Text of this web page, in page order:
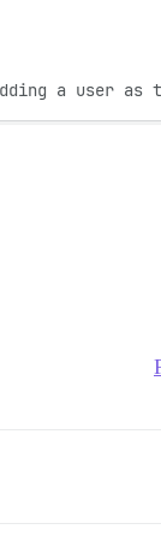
a user